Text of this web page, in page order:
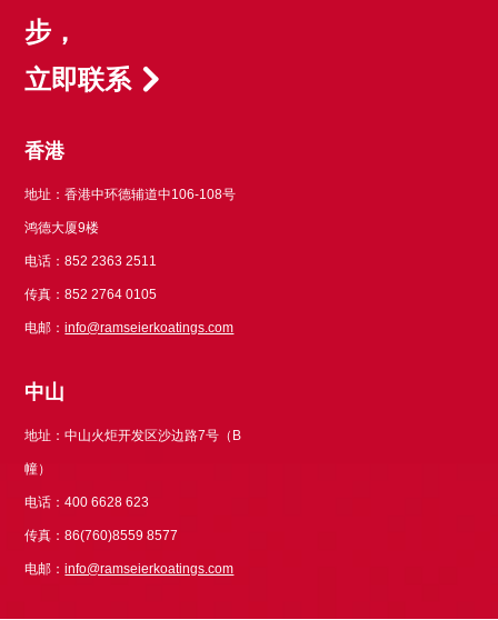
步，
立即联系
香港
地址：香港中环德辅道中106-108号
鸿德大厦9楼
电话：852 2363 2511
传真：852 2764 0105
电邮：info@ramseierkoatings.com
中山
地址：中山火炬开发区沙边路7号（B
幢）
电话：400 6628 623
传真：86(760)8559 8577
电邮：info@ramseierkoatings.com